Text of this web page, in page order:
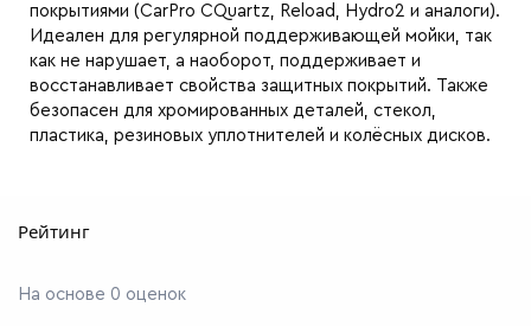
покрытиями (CarPro CQuartz, Reload, Hydro2 и аналоги).
Идеален для регулярной поддерживающей мойки, так
как не нарушает, а наоборот, поддерживает и
восстанавливает свойства защитных покрытий. Также
безопасен для хромированных деталей, стекол,
пластика, резиновых уплотнителей и колёсных дисков.
Рейтинг
На основе 0 оценок